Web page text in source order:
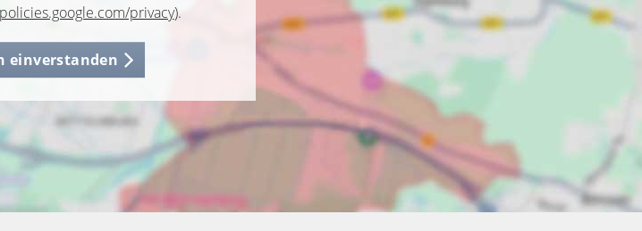
privacy).
einverstanden